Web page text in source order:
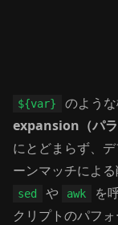
${var} のよう
expansion（パラ
にとどまらず、
ーンマッチによ
sed や awk
を
クリプトのパフ